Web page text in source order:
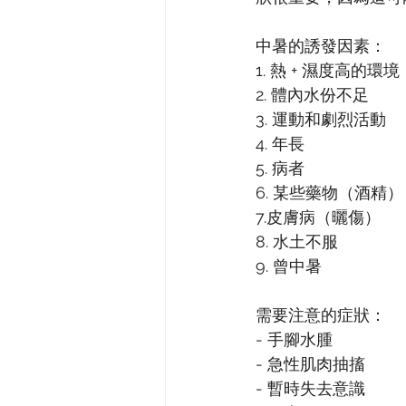
中暑的誘發因素：
1. 熱 + 濕度高的環境
2. 體內水份不足
3. 運動和劇烈活動
4. 年長
5. 病者
6. 某些藥物（酒精）
7.皮膚病（曬傷）
8. 水土不服
9. 曾中暑
需要注意的症狀：
- 手腳水腫
- 急性肌肉抽搐
- 暫時失去意識